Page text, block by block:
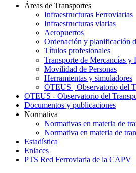
Áreas de Transportes
Infraestructuras Ferroviarias
Infraestructuras viarias
Aeropuertos
Ordenación y planificación
Títulos profesionales
Transporte de Mercancías y
Movilidad de Personas
Herramientas y simuladores
OTEUS | Observatorio del
OTEUS - Observatorio del
Documentos y publicaciones
Normativa
Normativas en materia de
Normativa en materia de
Estadística
Enlaces
PTS Red Ferroviaria de la CAPV